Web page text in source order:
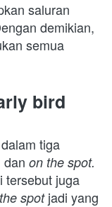
saluran
demikian,
semua
bird
tiga
dan on the spot.
tersebut juga
spot jadi yang